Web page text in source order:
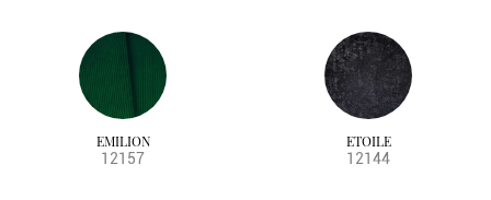
EMILION
12157
ETOILE
12144